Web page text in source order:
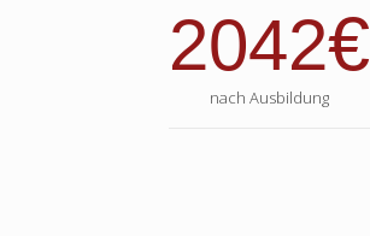
2042€
nach Ausbildung